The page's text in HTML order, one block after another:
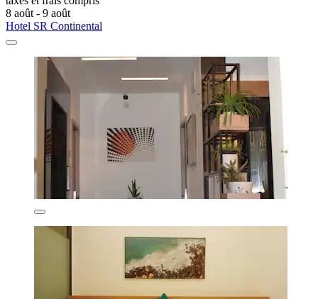
8 août - 9 août
Hotel SR Continental